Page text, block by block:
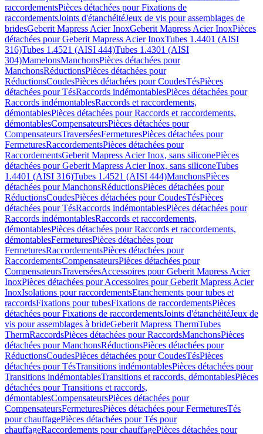
raccordementsPièces détachées pour Fixations de
raccordementsJoints d'étanchéitéJeux de vis pour assemblages de
bridesGeberit Mapress Acier InoxGeberit Mapress Acier InoxPièces
détachées pour Geberit Mapress Acier InoxTubes 1.4401 (AISI
316)Tubes 1.4521 (AISI 444)Tubes 1.4301 (AISI
304)MamelonsManchonsPièces détachées pour
ManchonsRéductionsPièces détachées pour
RéductionsCoudesPièces détachées pour CoudesTésPièces
détachées pour TésRaccords indémontablesPièces détachées pour
Raccords indémontablesRaccords et raccordements,
démontablesPièces détachées pour Raccords et raccordements,
démontablesCompensateursPièces détachées pour
CompensateursTraverséesFermeturesPièces détachées pour
FermeturesRaccordementsPièces détachées pour
RaccordementsGeberit Mapress Acier Inox, sans siliconePièces
détachées pour Geberit Mapress Acier Inox, sans siliconeTubes
1.4401 (AISI 316)Tubes 1.4521 (AISI 444)ManchonsPièces
détachées pour ManchonsRéductionsPièces détachées pour
RéductionsCoudesPièces détachées pour CoudesTésPièces
détachées pour TésRaccords indémontablesPièces détachées pour
Raccords indémontablesRaccords et raccordements,
démontablesPièces détachées pour Raccords et raccordements,
démontablesFermeturesPièces détachées pour
FermeturesRaccordementsPièces détachées pour
RaccordementsCompensateursPièces détachées pour
CompensateursTraverséesAccessoires pour Geberit Mapress Acier
InoxPièces détachées pour Accessoires pour Geberit Mapress Acier
InoxIsolations pour raccordementsEtanchements pour tubes et
raccordsFixations pour tubesFixations de raccordementsPièces
détachées pour Fixations de raccordementsJoints d'étanchéitéJeux de
vis pour assemblages à brideGeberit Mapress ThermTubes
ThermRaccordsPièces détachées pour RaccordsManchonsPièces
détachées pour ManchonsRéductionsPièces détachées pour
RéductionsCoudesPièces détachées pour CoudesTésPièces
détachées pour TésTransitions indémontablesPièces détachées pour
Transitions indémontablesTransitions et raccords, démontablesPièces
détachées pour Transitions et raccords,
démontablesCompensateursPièces détachées pour
CompensateursFermeturesPièces détachées pour FermeturesTés
pour chauffagePièces détachées pour Tés pour
chauffageRaccordements pour chauffagePièces détachées pour